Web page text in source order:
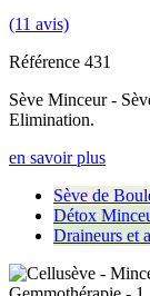
(11 avis)
Référence 431
Sève Minceur -
Elimination.
en savoir plus
Sève de
Détox
Draineurs et